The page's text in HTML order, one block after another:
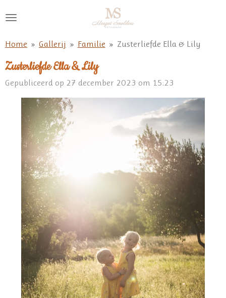
direct
de
hoofdinhoud
Home » Gallerij » Familie » Zusterliefde Ella & Lily
Zusterliefde Ella & Lily
Gepubliceerd op 27 december 2023 om 15:23